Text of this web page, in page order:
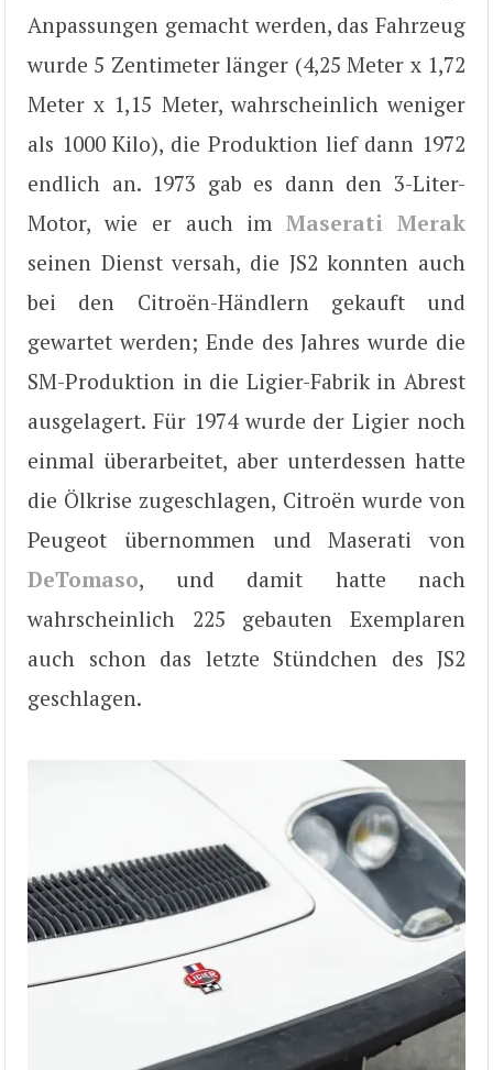
Anpassungen gemacht werden, das Fahrzeug
wurde 5 Zentimeter länger (4,25 Meter x 1,72
Meter x 1,15 Meter, wahrscheinlich weniger
als 1000 Kilo), die Produktion lief dann 1972
endlich an. 1973 gab es dann den 3-Liter-
Motor, wie er auch imMaserati Merak
seinen Dienst versah, die JS2 konnten auch
bei den Citroën-Händlern gekauft und
gewartet werden; Ende des Jahres wurde die
SM-Produktion in die Ligier-Fabrik in Abrest
ausgelagert. Für 1974 wurde der Ligier noch
einmal überarbeitet, aber unterdessen hatte
die Ölkrise zugeschlagen, Citroën wurde von
Peugeot übernommen und Maserati von
DeTomaso, und damit hatte nach
wahrscheinlich 225 gebauten Exemplaren
auch schon das letzte Stündchen des JS2
geschlagen.